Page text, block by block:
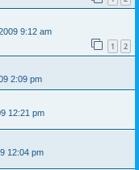
9:12 am
1 2
2:09 pm
12:21 pm
12:04 pm